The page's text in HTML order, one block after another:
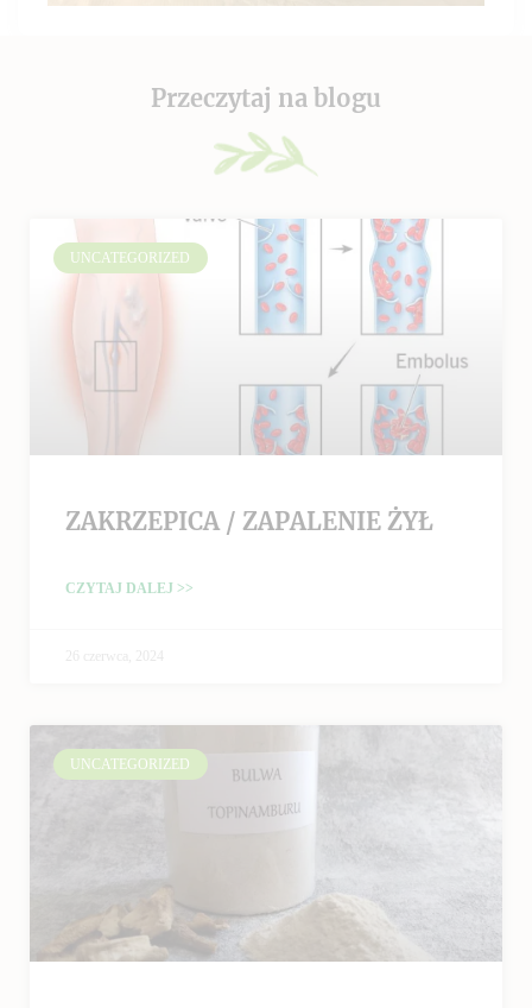
Przeczytaj na blogu
UNCATEGORIZED
ZAKRZEPICA / ZAPALENIE ŻYŁ
CZYTAJ DALEJ >>
26 czerwca, 2024
UNCATEGORIZED